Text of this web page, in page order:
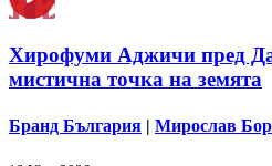
Хирофуми Аджичи пред
мистична точка на земята
Бранд България | Мирослав